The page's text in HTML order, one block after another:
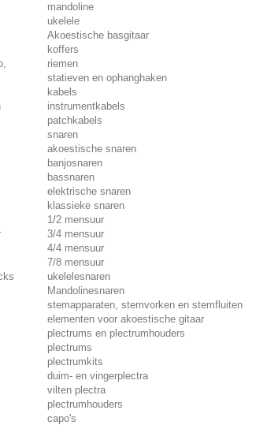
mandoline
ukelele
Akoestische basgitaar
koffers
riemen
statieven en ophanghaken
kabels
instrumentkabels
patchkabels
snaren
akoestische snaren
banjosnaren
bassnaren
elektrische snaren
klassieke snaren
1/2 mensuur
3/4 mensuur
4/4 mensuur
7/8 mensuur
ukelelesnaren
Mandolinesnaren
stemapparaten, stemvorken en stemfluiten
elementen voor akoestische gitaar
plectrums en plectrumhouders
plectrums
plectrumkits
duim- en vingerplectra
vilten plectra
plectrumhouders
capo's